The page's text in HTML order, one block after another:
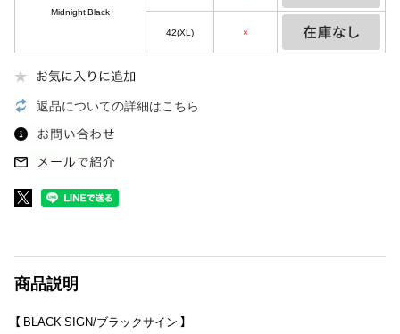
Midnight Black
42(XL) ×
返品についての詳細はこちら
商品説明
【 BLACK SIGN/ブラックサイン 】